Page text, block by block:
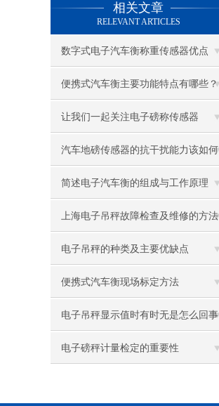
相关文章
RELEVANT ARTICLES
数字式电子汽车衡称重传感器优点
便携式汽车衡主要功能特点有哪些？
让我们一起关注电子磅称传感器
汽车地磅传感器的抗干扰能力该如何
改进？
简述电子汽车衡的组成与工作原理
上海电子吊秤故障检查及维修的方法
电子吊秤的种类及主要优缺点
便携式汽车衡现场标定方法
电子吊秤显示值时有时无是怎么回事
呢
电子磅秤计量检定的重要性